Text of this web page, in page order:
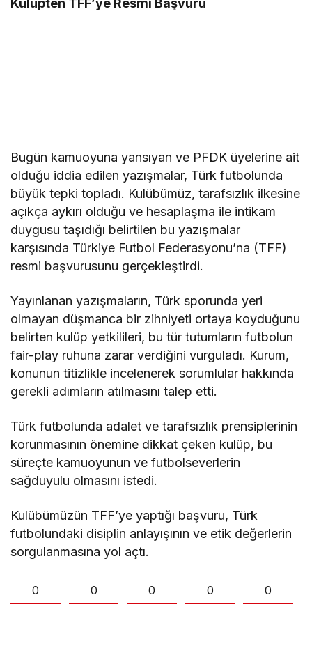
Kulüpten TFF’ye Resmi Başvuru
Bugün kamuoyuna yansıyan ve PFDK üyelerine ait
olduğu iddia edilen yazışmalar, Türk futbolunda
büyük tepki topladı. Kulübümüz, tarafsızlık ilkesine
açıkça aykırı olduğu ve hesaplaşma ile intikam
duygusu taşıdığı belirtilen bu yazışmalar
karşısında Türkiye Futbol Federasyonu’na (TFF)
resmi başvurusunu gerçekleştirdi.
Yayınlanan yazışmaların, Türk sporunda yeri
olmayan düşmanca bir zihniyeti ortaya koyduğunu
belirten kulüp yetkilileri, bu tür tutumların futbolun
fair-play ruhuna zarar verdiğini vurguladı. Kurum,
konunun titizlikle incelenerek sorumlular hakkında
gerekli adımların atılmasını talep etti.
Türk futbolunda adalet ve tarafsızlık prensiplerinin
korunmasının önemine dikkat çeken kulüp, bu
süreçte kamuoyunun ve futbolseverlerin
sağduyulu olmasını istedi.
Kulübümüzün TFF’ye yaptığı başvuru, Türk
futbolundaki disiplin anlayışının ve etik değerlerin
sorgulanmasına yol açtı.
0 0 0 0 0